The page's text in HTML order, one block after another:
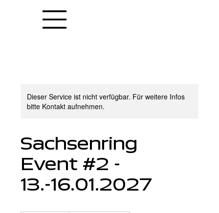
Dieser Service ist nicht verfügbar. Für weitere Infos
bitte Kontakt aufnehmen.
Sachsenring
Event #2 -
13.-16.01.2027